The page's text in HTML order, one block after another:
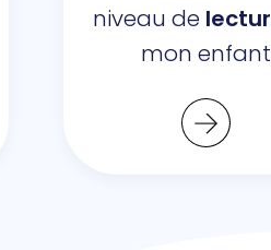
niveau de
mon enfant